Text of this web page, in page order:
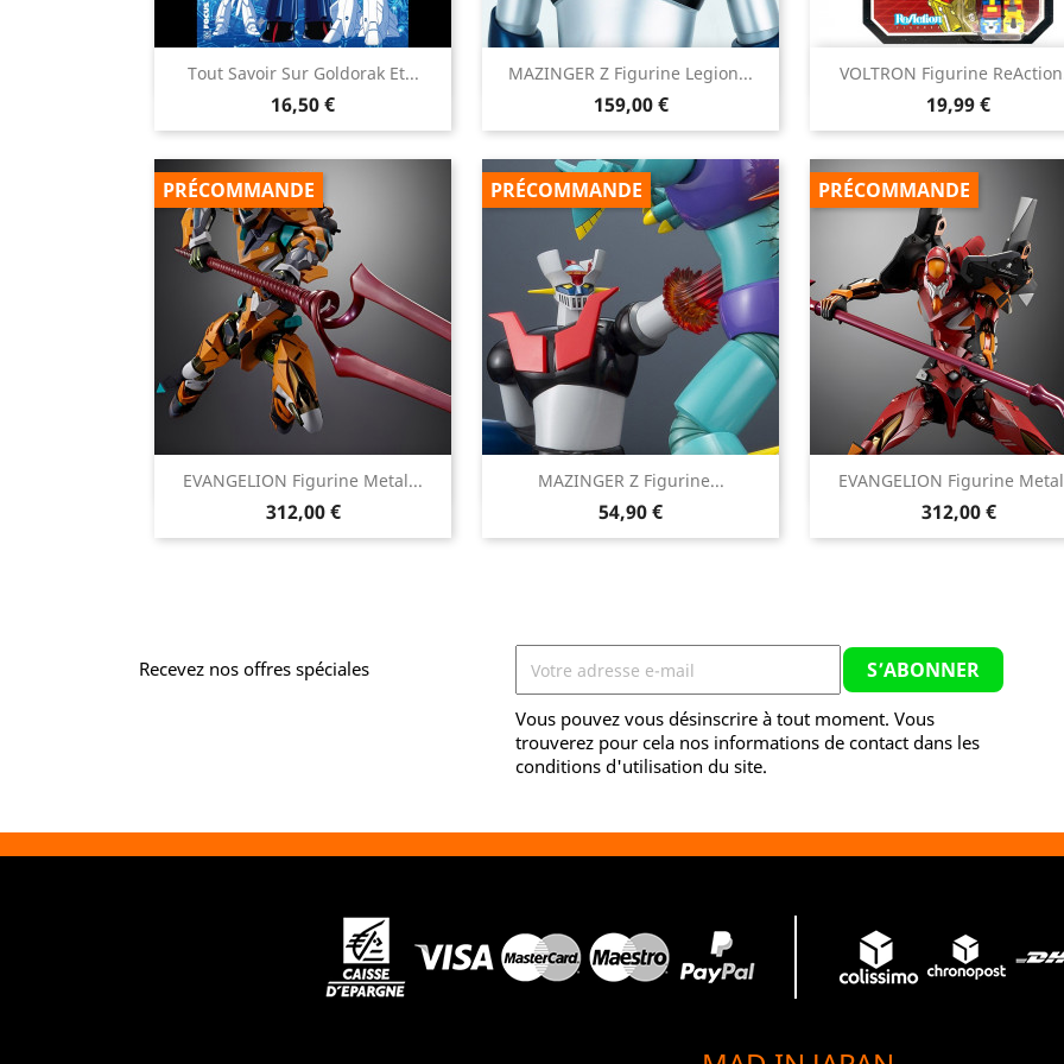
Tout Savoir Sur Goldorak Et...
Prix
16,50 €
Aperçu rapide MAZINGER Z Figurine Legion...
Prix
159,00 €
Aperçu rapide VOLTRON Figurine
Prix
19,99 €
Aperçu rapide
EVANGELION Figurine Metal...
Prix
312,00 €
PRÉCOMMANDE
Aperçu rapide MAZINGER Z Figurine...
Prix
54,90 €
PRÉCOMMANDE
Aperçu rapide EVANGELION Figurine
Prix
312,00 €
PRÉCOMMANDE
Aperçu rapide
Recevez nos offres spéciales
Vous pouvez vous désinscrire à tout moment. Vous
trouverez pour cela nos informations de contact dans les
conditions d'utilisation du site.